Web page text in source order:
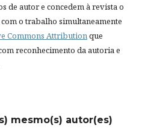
de autor e concedem à revista o
o trabalho simultaneamente
Commons Attributionque
reconhecimento da autoria e
mesmo(s) autor(es)